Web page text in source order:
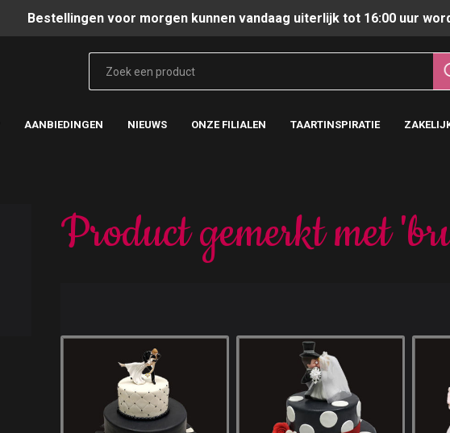
Bestellingen voor morgen kunnen vandaag uiterlijk tot 16:00 uur
AANBIEDINGEN NIEUWS ONZE FILIALEN TAARTINSPIRATIE
Product gemerkt met